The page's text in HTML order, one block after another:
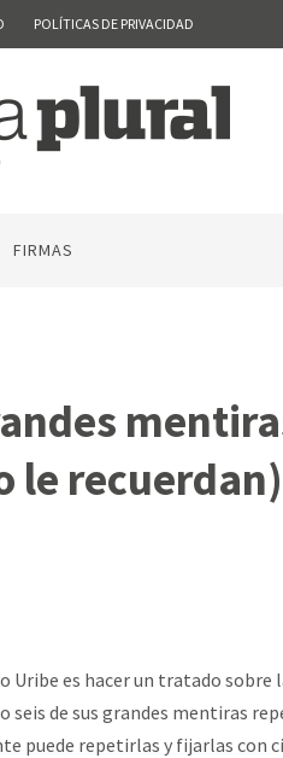
POLÍTICAS DE PRIVACIDAD
FIRMAS
le recuerdan)
Uribe es hacer un tratado sobre
de sus grandes mentiras
puede repetirlas y fijarlas con